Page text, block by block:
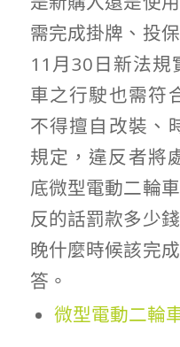
需完成掛牌、投
11月30日新法規
車之行駛也需符
不得擅自改裝、
規定，違反者將
底微型電動二輪
反的話罰款多少
晚什麼時候該完
答。
微型電動二輪